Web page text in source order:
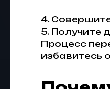
4.
5. Получите
Процесс
избавитесь